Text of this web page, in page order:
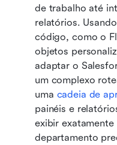
de trabalho até
relatórios.
código, como o
objetos
adaptar o
um complexo
uma cadeia de
painéis e
exibir exatamente
departamento